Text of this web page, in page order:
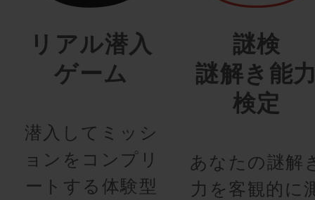
リアル潜入
ゲーム
潜入してミッシ
ョンをコンプリ
ートする体験型
謎検
謎解き能
検定
あなたの謎解
力を客観的に